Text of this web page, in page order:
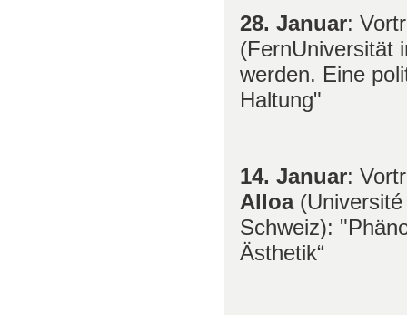
28. Januar:
(FernUniversität
werden. Eine
Haltung"
14. Januar:
Alloa(Université
Schweiz):
Ästhetik“